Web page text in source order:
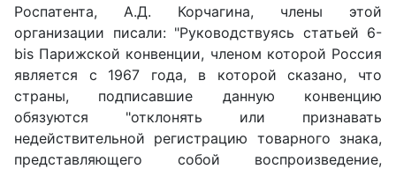
Роспатента, А.Д. Корчагина, члены этой
организации писали: "Руководствуясь статьей 6-
bis Парижской конвенции, членом которой Россия
является с 1967 года, в которой сказано, что
страны, подписавшие данную конвенцию
обязуются "отклонять или признавать
недействительной регистрацию товарного знака,
представляющего собой воспроизведение,